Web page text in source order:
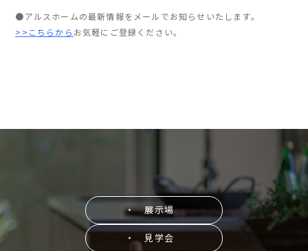
●アルスホームの最新情報をメールでお知らせいたします。
>>こちらから お気軽にご登録ください。
・ 展示場
・ 見学会